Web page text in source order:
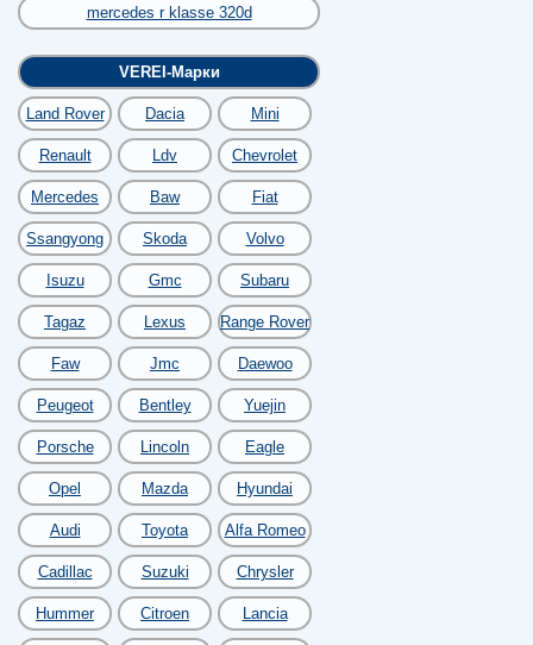
mercedes r klasse 320d
VEREI-Марки
Land Rover Dacia Mini
Renault Ldv Chevrolet
Mercedes Baw Fiat
Ssangyong Skoda Volvo
Isuzu Gmc Subaru
Tagaz Lexus Range Rover
Faw Jmc Daewoo
Peugeot Bentley Yuejin
Porsche Lincoln Eagle
Opel Mazda Hyundai
Audi Toyota Alfa Romeo
Cadillac Suzuki Chrysler
Hummer Citroen Lancia